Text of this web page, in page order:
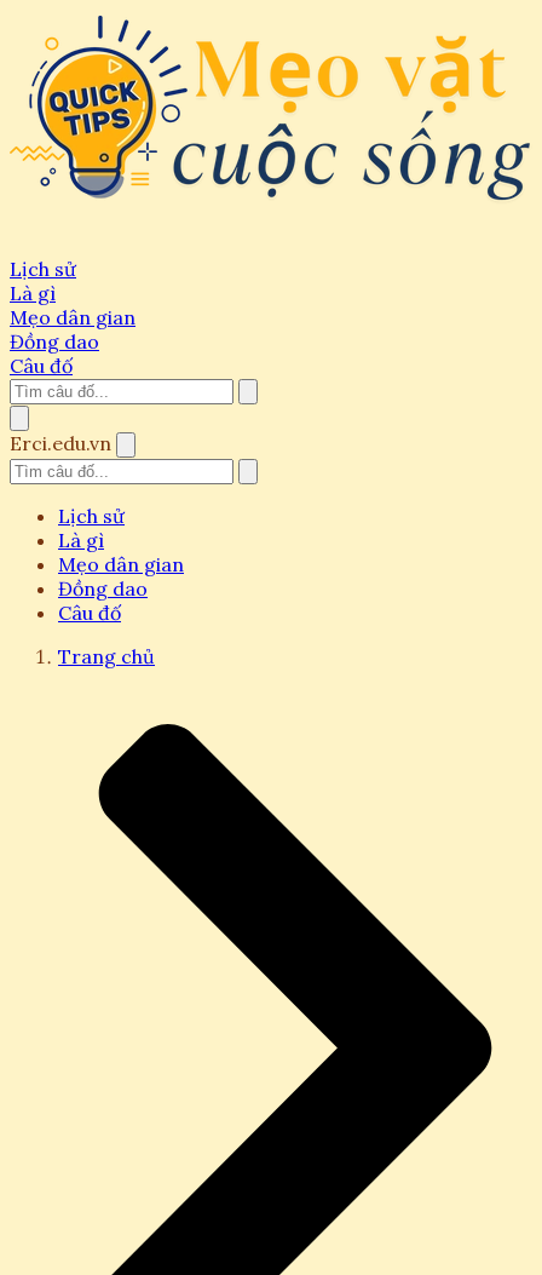
Lịch sử
Là gì
Mẹo dân gian
Đồng dao
Câu đố
Erci.edu.vn
Lịch sử
Là gì
Mẹo dân gian
Đồng dao
Câu đố
Trang chủ